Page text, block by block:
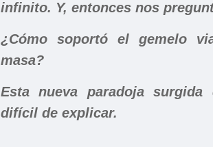
infinito. Y, entonces nos
¿Cómo soportó el gemelo
masa?
Esta nueva paradoja
difícil de explicar.